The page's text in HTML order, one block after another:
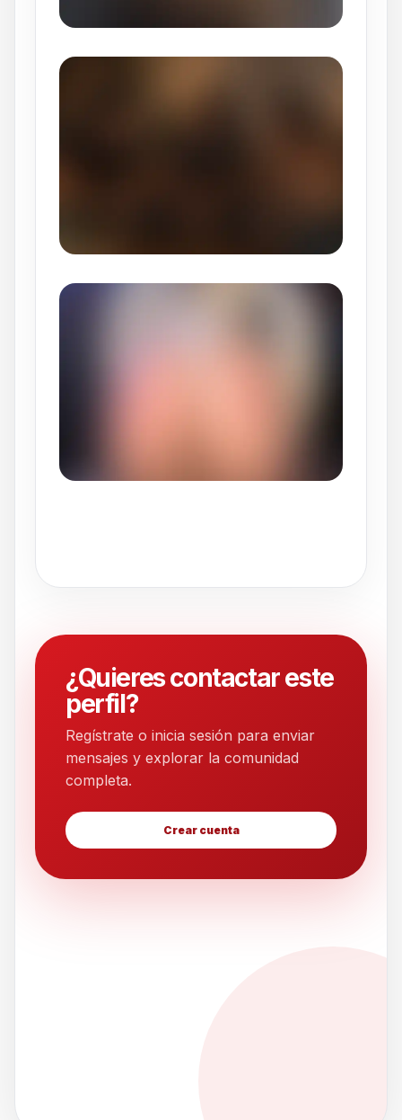
¿Quieres contactar este
perfil?
Regístrate o inicia sesión para enviar
mensajes y explorar la comunidad
completa.
Crear cuenta